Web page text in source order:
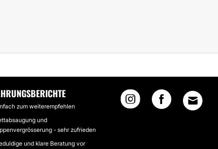
zum weiterempfehlen
und
- sehr zufrieden
und klare Beratung vor